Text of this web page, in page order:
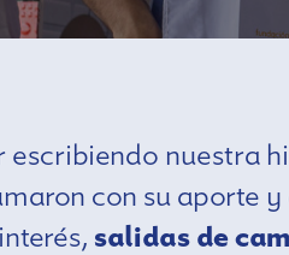
escribiendo nuestra
con su aporte
salidas de